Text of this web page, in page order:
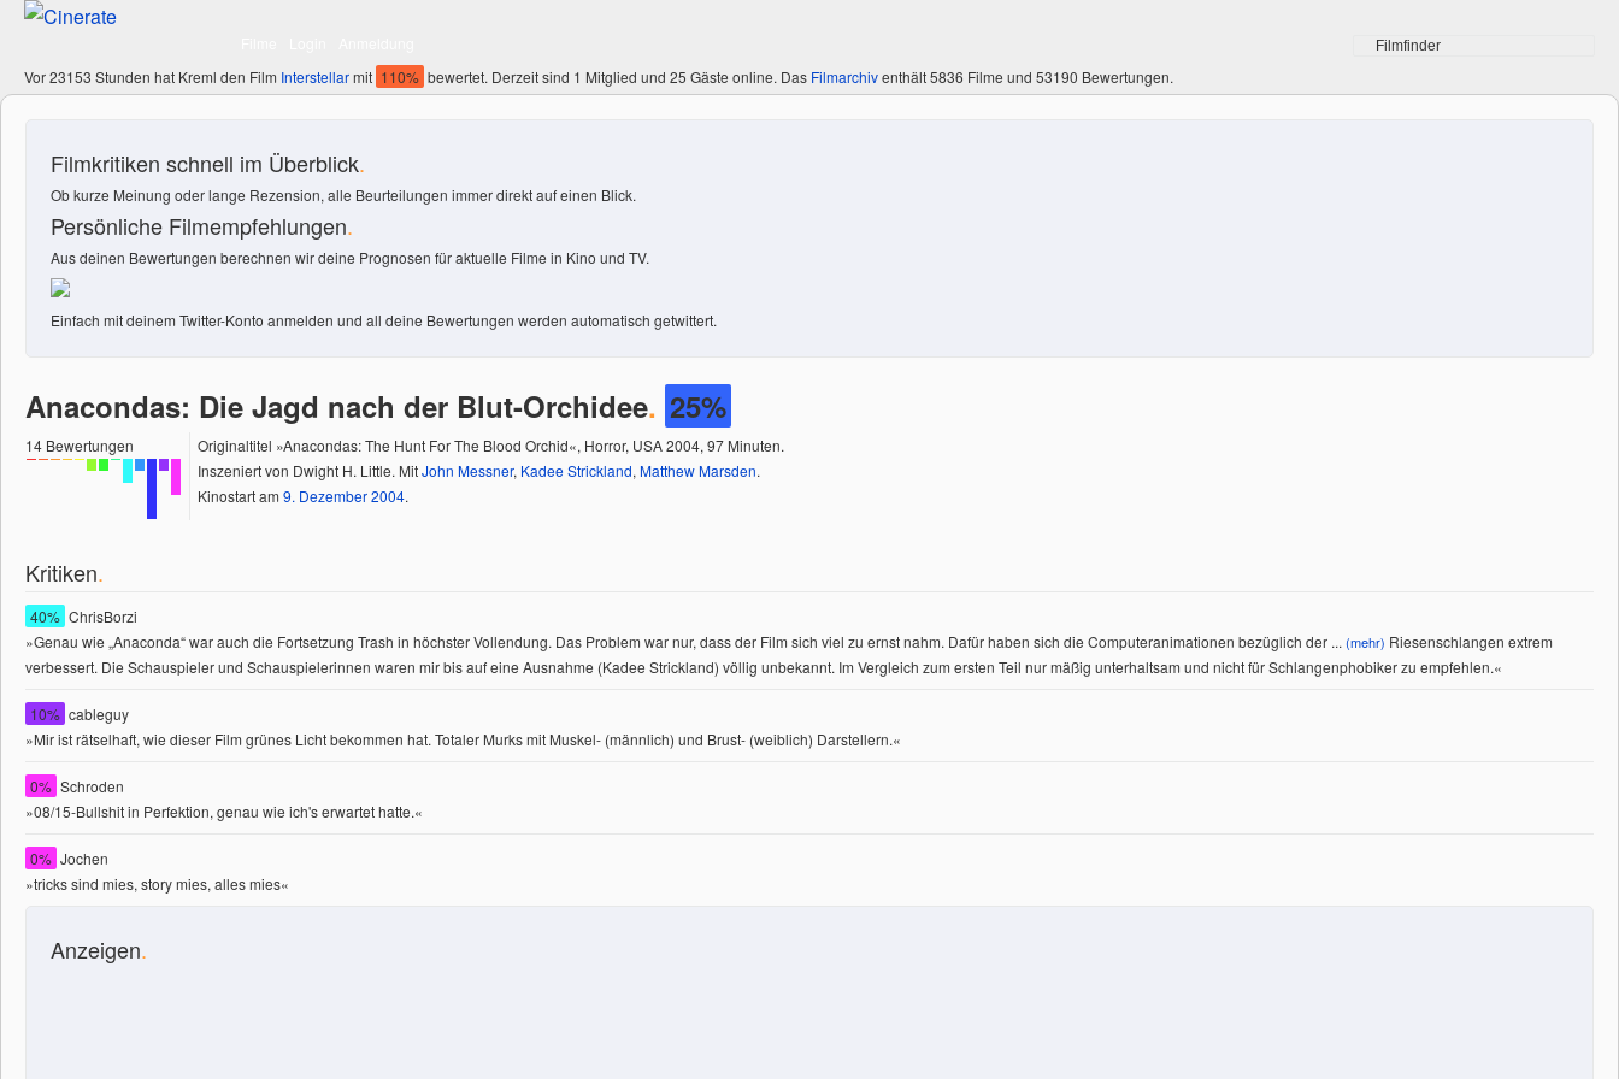
Vor 23153 Stunden hat Kreml den Film Interstellarmit 110% bewertet. Derzeit sind 1 Mitglied und 25 Gäste online. Das Filmarchiventhält 5836 Filme und 53190 Bewertungen.
Filmkritiken schnell im Überblick.
Ob kurze Meinung oder lange Rezension, alle Beurteilungen immer direkt auf einen Blick.
Persönliche Filmempfehlungen.
Aus deinen Bewertungen berechnen wir deine Prognosen für aktuelle Filme in Kino und TV.
Einfach mit deinem Twitter-Konto anmelden und all deine Bewertungen werden automatisch getwittert.
Anacondas: Die Jagd nach der Blut-Orchidee. 25%
14 Bewertungen
Originaltitel »Anacondas: The Hunt For The Blood Orchid«, Horror, USA 2004, 97 Minuten.
Inszeniert von Dwight H. Little. MitJohn Messner, Kadee Strickland, Matthew Marsden.
Kinostart am 9. Dezember2004.
Kritiken.
40% ChrisBorzi
»Genau wie „Anaconda“ war auch die Fortsetzung Trash in höchster Vollendung. Das Problem war nur, dass der Film sich viel zu ernst nahm. Dafür haben sich die Computeranimationen bezüglich der ... (mehr) Riesenschlangen extrem
verbessert. Die Schauspieler und Schauspielerinnen waren mir bis auf eine Ausnahme (Kadee Strickland) völlig unbekannt. Im Vergleich zum ersten Teil nur mäßig unterhaltsam und nicht für Schlangenphobiker zu empfehlen.«
10% cableguy
»Mir ist rätselhaft, wie dieser Film grünes Licht bekommen hat. Totaler Murks mit Muskel- (männlich) und Brust- (weiblich) Darstellern.«
0% Schroden
»08/15-Bullshit in Perfektion, genau wie ich's erwartet hatte.«
0% Jochen
»tricks sind mies, story mies, alles mies«
Anzeigen.